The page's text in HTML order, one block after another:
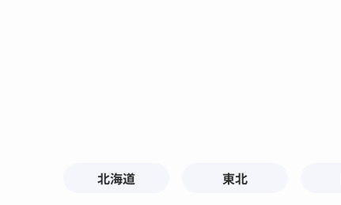
北海道 東北